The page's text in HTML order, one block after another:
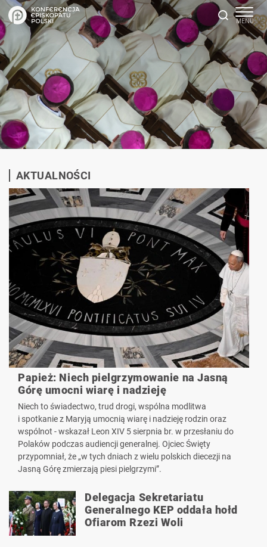
AKTUALNOŚCI
Papież: Niech pielgrzymowanie na Jasną
Górę umocni wiarę i nadzieję
Niech to świadectwo, trud drogi, wspólna modlitwa
i spotkanie z Maryją umocnią wiarę i nadzieję rodzin oraz
wspólnot - wskazał Leon XIV 5 sierpnia br. w przesłaniu do
Polaków podczas audiencji generalnej. Ojciec Święty
przypomniał, że „w tych dniach z wielu polskich diecezji na
Jasną Górę zmierzają piesi pielgrzymi”.
Delegacja Sekretariatu
Generalnego KEP oddała hołd
Ofiarom Rzezi Woli